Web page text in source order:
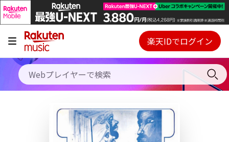
キャンペーン
料金プラン
使い方
初回30日間無料お試し
Webプレイヤー
ご契約内容の確認・変更
楽天IDでログイン